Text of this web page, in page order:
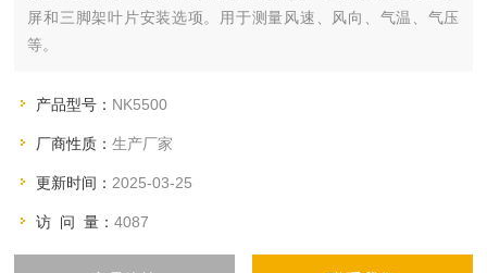
屏和三脚架叶片安装选项。用于测量风速、风向、气温、气压
等。
产品型号： NK5500
厂商性质：生产厂家
更新时间： 2025-03-25
访 问 量：4087